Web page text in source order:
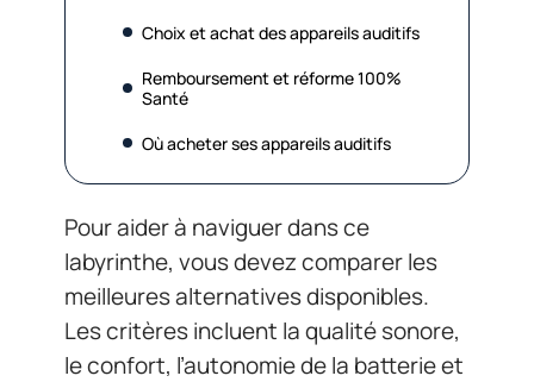
Choix et achat des appareils auditifs
Remboursement et réforme 100%
Santé
Où acheter ses appareils auditifs
Pour aider à naviguer dans ce
labyrinthe, vous devez comparer les
meilleures alternatives disponibles.
Les critères incluent la qualité sonore,
le confort, l’autonomie de la batterie et